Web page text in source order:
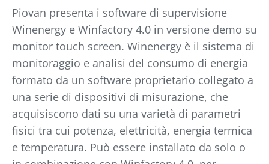
Piovan presenta i software di supervisione
Winenergy e Winfactory 4.0 in versione demo su
monitor touch screen. Winenergy è il sistema di
monitoraggio e analisi del consumo di energia
formato da un software proprietario collegato a
una serie di dispositivi di misurazione, che
acquisiscono dati su una varietà di parametri
fisici tra cui potenza, elettricità, energia termica
e temperatura. Può essere installato da solo o